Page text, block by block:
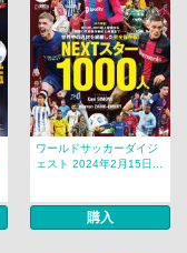
ワールドサッカーダイジ
ェスト 2024年2月15日...
購入